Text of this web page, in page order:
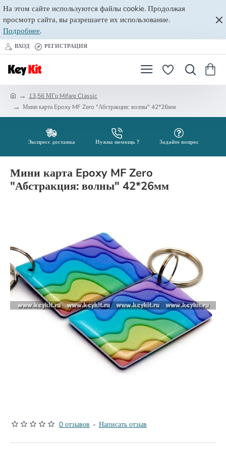
На этом сайте используются файлы cookie. Продолжая
просмотр сайта, вы разрешаете их использование.
Подробнее.
ВХОД РЕГИСТРАЦИЯ
13,56 МГц Mifare Classic
Мини карта Epoxy MF Zero "Абстракция: волны" 42*26мм
Экспресс доставка Нужна помощь ? Задайте вопрос
Мини карта Epoxy MF Zero
"Абстракция: волны" 42*26мм
0 отзывов - Написать отзыв